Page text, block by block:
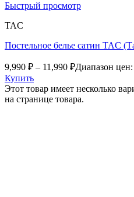
Быстрый просмотр
TAC
Постельное белье сатин TAC
9,990 ₽ – 11,990 ₽Диапазон
Купить
Этот товар имеет несколько
на странице товара.